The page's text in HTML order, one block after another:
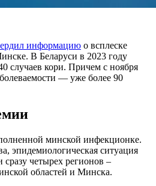
информацию о всплеске
В Беларуси в 2023 году
случаев кори. Причем с ноября
— уже более 90
минской инфекционке.
эпидемиологическая ситуация
сразу четырех регионов –
областей и Минска.